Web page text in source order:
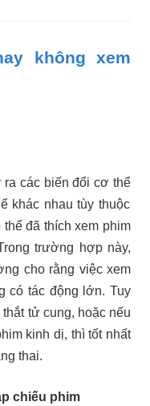
không xem
ra các biến đổi cơ thể
khác nhau tùy thuộc
đã thích xem phim
trường hợp này,
cho rằng việc xem
có tác động lớn. Tuy
tử cung, hoặc nếu
kinh dị, thì tốt nhất
thai.
chiếu phim